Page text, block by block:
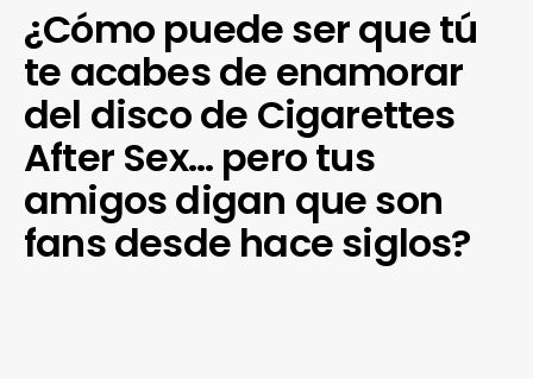
¿Cómo puede ser que tú
te acabes de enamorar
del disco de Cigarettes
After Sex… pero tus
amigos digan que son
fans desde hace siglos?